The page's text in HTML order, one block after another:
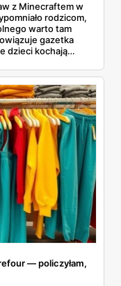
z Minecraftem w
rodzicom,
warto tam
gazetka
dzieci kochają
szczerze:
Sprawdź,
lepiej się
— policzyłam,